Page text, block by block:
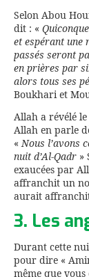
Selon Abou
dit : «
et espérant une
passés seront
en prières par
alors tous ses
Boukhari et
Allah a révélé
Allah en parle
«Nous l’avons
nuit d’Al-Qadr »
exaucées par
affranchit un
aurait
3. Les
Durant cette
pour dire «
même que